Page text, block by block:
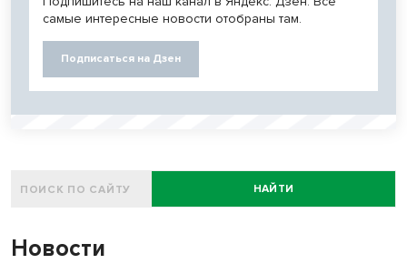
самые интересные новости отобраны там.
Подписаться на Дзен
НАЙТИ
Новости